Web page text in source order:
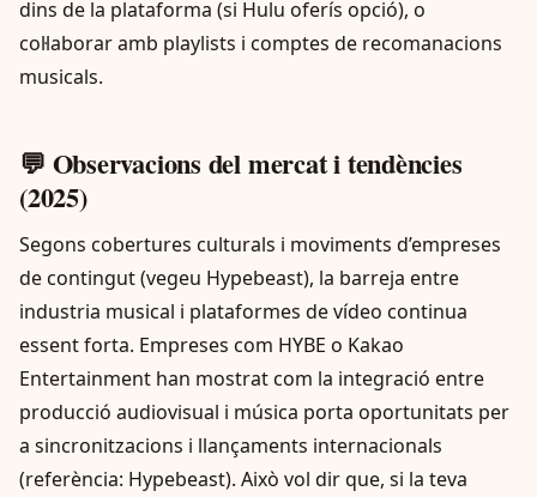
dins de la plataforma (si Hulu oferís opció), o
col·laborar amb playlists i comptes de recomanacions
musicals.
💬 Observacions del mercat i tendències
(2025)
Segons cobertures culturals i moviments d’empreses
de contingut (vegeu Hypebeast), la barreja entre
industria musical i plataformes de vídeo continua
essent forta. Empreses com HYBE o Kakao
Entertainment han mostrat com la integració entre
producció audiovisual i música porta oportunitats per
a sincronitzacions i llançaments internacionals
(referència: Hypebeast). Això vol dir que, si la teva